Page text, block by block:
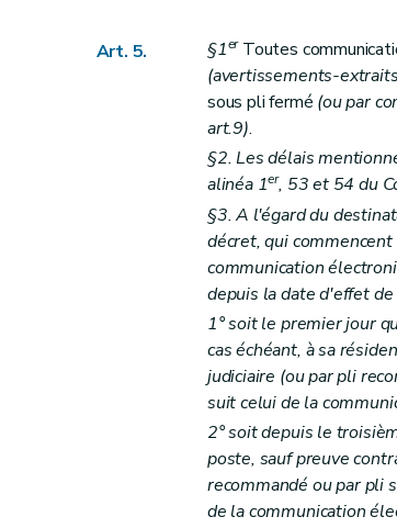
quinquies
bis
Chapitre V Voies de recours
Section première Recours
Art. 25
25bis
Art. 26
Art. 27
27bis
Section 2 Recours judiciaire
Art. 28
Vbis
Demandes
Art. 5. §1erToutes
(avertissements-extraits
sous pli fermé (ou par
art.9).
§2. Les délais
alinéa 1er, 53 et 54 du
§3. A l'égard du
décret, qui
communication
depuis la date d'effet
1° soit le premier jour
cas échéant, à sa
judiciaire (ou par pli
suit celui de la
2° soit depuis le
poste, sauf preuve
recommandé ou par pli
de la communication